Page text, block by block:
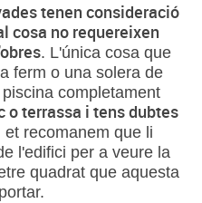
tenen consideració
cosa no requereixen
. L'única cosa que
ferm o una solera de
completament
o terrassa i tens dubtes
et recomanem que li
l'edifici per a veure la
quadrat que aquesta